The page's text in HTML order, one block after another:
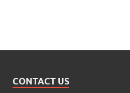
CONTACT US